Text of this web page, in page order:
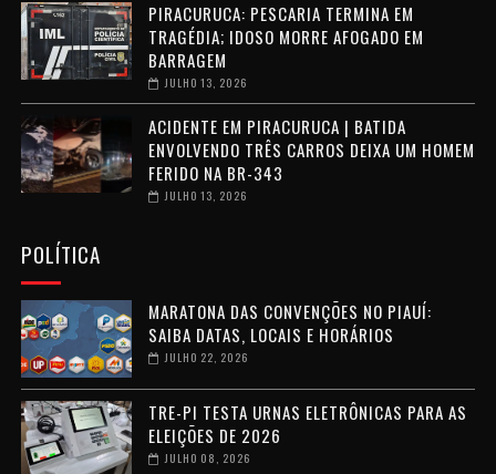
PIRACURUCA: PESCARIA TERMINA EM
TRAGÉDIA; IDOSO MORRE AFOGADO EM
BARRAGEM
JULHO 13, 2026
ACIDENTE EM PIRACURUCA | BATIDA
ENVOLVENDO TRÊS CARROS DEIXA UM HOMEM
FERIDO NA BR-343
JULHO 13, 2026
POLÍTICA
MARATONA DAS CONVENÇÕES NO PIAUÍ:
SAIBA DATAS, LOCAIS E HORÁRIOS
JULHO 22, 2026
TRE-PI TESTA URNAS ELETRÔNICAS PARA AS
ELEIÇÕES DE 2026
JULHO 08, 2026